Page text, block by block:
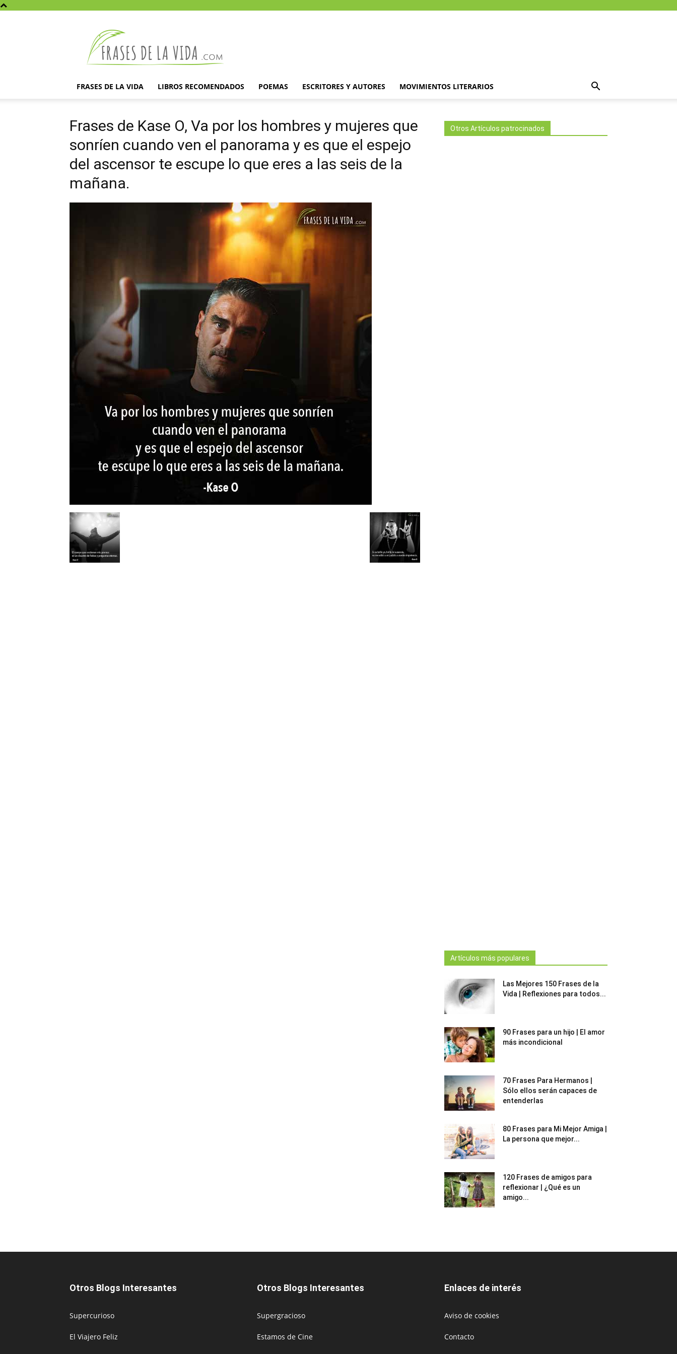
la
vida
FRASES DE LA VIDA LIBROS RECOMENDADOS POEMAS ESCRITORES Y AUTORES MOVIMIENTOS LITERARIOS
Frases de Kase O, Va por los hombres y mujeres que
sonríen cuando ven el panorama y es que el espejo
del ascensor te escupe lo que eres a las seis de la
mañana.
Otros Artículos patrocinados
Artículos más populares
Las Mejores 150 Frases de la
Vida | Reflexiones para todos...
90 Frases para un hijo | El amor
más incondicional
70 Frases Para Hermanos |
Sólo ellos serán capaces de
entenderlas
80 Frases para Mi Mejor Amiga |
La persona que mejor...
120 Frases de amigos para
reflexionar | ¿Qué es un
amigo...
Otros Blogs Interesantes
Supercurioso
El Viajero Feliz
Otros Blogs Interesantes
Supergracioso
Estamos de Cine
Enlaces de interés
Aviso de cookies
Contacto